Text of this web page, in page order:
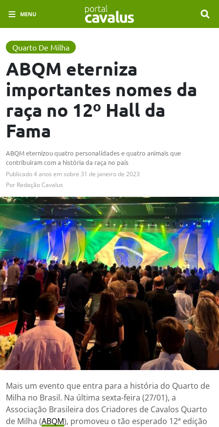
MENU
Quarto De Milha
ABQM eterniza
importantes nomes da
raça no 12º Hall da
Fama
ABQM eternizou quatro personalidades e quatro animais que
contribuíram com a história da raça no país
Publicado4 anos em sobre 31 de janeiro de 2023
Por Redação Cavalus
Mais um evento que entra para a história do Quarto de
Milha no Brasil. Na última sexta-feira (27/01), a
Associação Brasileira dos Criadores de Cavalos Quarto
de Milha (ABQM), promoveu o tão esperado 12ª edição